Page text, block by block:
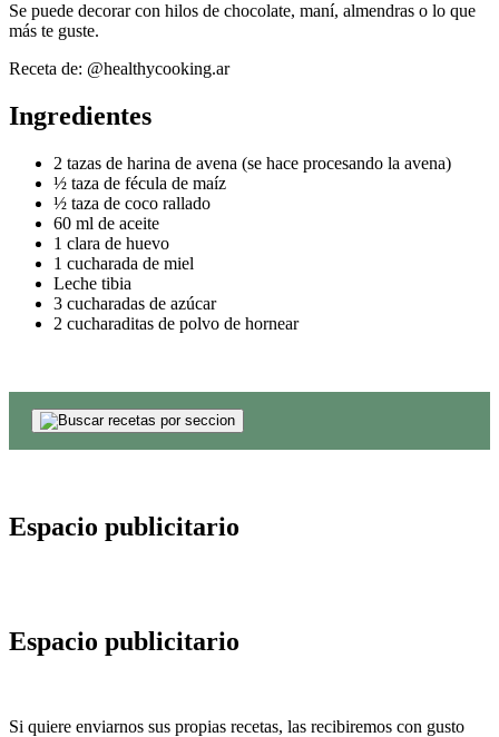
Se puede decorar con hilos de chocolate, maní, almendras o lo que
más te guste.
Receta de: @healthycooking.ar
Ingredientes
2 tazas de harina de avena (se hace procesando la avena)
½ taza de fécula de maíz
½ taza de coco rallado
60 ml de aceite
1 clara de huevo
1 cucharada de miel
Leche tibia
3 cucharadas de azúcar
2 cucharaditas de polvo de hornear
Espacio publicitario
Espacio publicitario
Si quiere enviarnos sus propias recetas, las recibiremos con gusto